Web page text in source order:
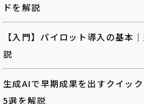
ドを解説
【入門】パイロット導入の基本
説
生成AIで早期成果を出すクイッ
5選を解説